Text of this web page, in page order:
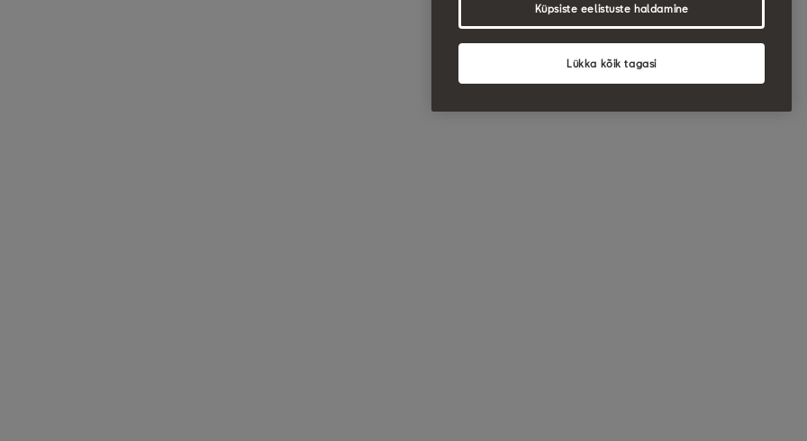
Lükka kõik tagasi
Küpsiste eelistuste haldamine